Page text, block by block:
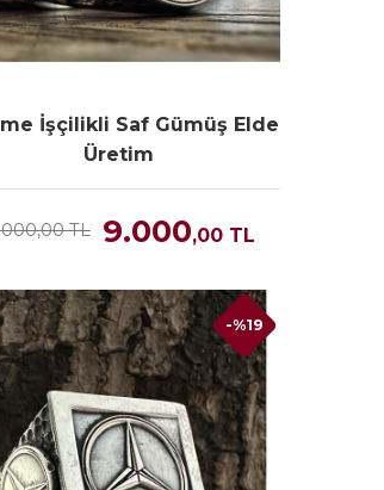
İşçilikli Saf Gümüş Elde
Üretim
TL 9.000,00TL
-%19